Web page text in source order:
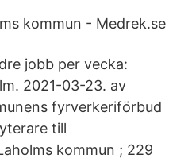
kommun - Medrek.se
jobb per vecka:
2021-03-23. av
fyrverkeriförbud
till
kommun ; 229